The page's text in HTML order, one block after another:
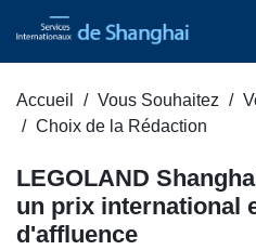
Accueil Vous Souhaitez
Choix de la Rédaction
LEGOLAND
un prix international
d'affluence